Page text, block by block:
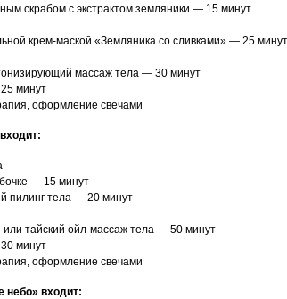
скрабом с экстрактом земляники — 15 минут
крем-маской «Земляника со сливками» — 25 минут
массаж тела — 30 минут
минут
оформление свечами
— 15 минут
пилинг тела — 20 минут
или тайский ойл-массаж тела — 50 минут
минут
оформление свечами
небо» входит: